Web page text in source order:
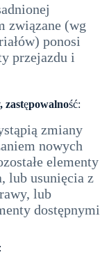
związane (wg
ponosi
przejazdu i
zastępowalność:
zmiany
nowych
elementy
lub usunięcia z
lub
dostępnymi